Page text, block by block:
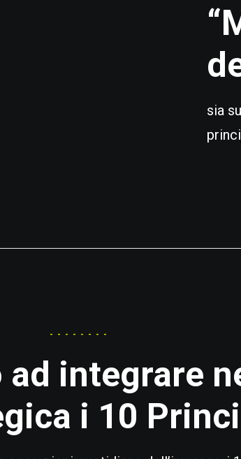
sia
--------
integrare
i 10